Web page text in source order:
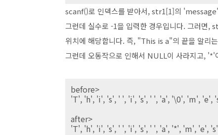
scanf()로 인덱스를 받아서, str1[1]의
그런데 실수로 -1을 입력한 경우입니다. 그러면
위치에 해당합니다. 즉, "This is a"의 끝을 알리
그런데 오동작으로 인해서 NULL이 사라지고, '*'
before>
'T', 'h', 'i', 's', ' ', 'i', 's', ' ', 'a', '\0', 'm', 'e',
after>
'T', 'h', 'i', 's', ' ', 'i', 's', ' ', 'a', '*', 'm', 'e',